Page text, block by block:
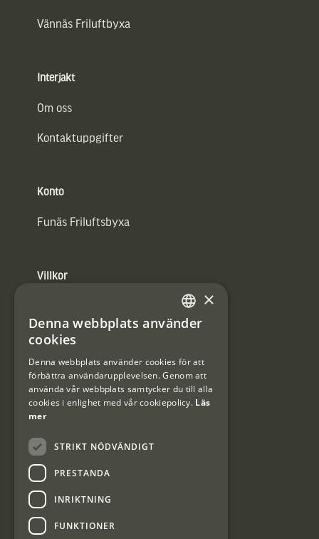
Vännäs Friluftbyxa
Interjakt
Om oss
Kontaktuppgifter
Konto
Funäs Friluftsbyxa
Villkor
Användarvillkor
#Interjaktfamily
Kundklubb
Information om kundklubben.
SWEDISH
×
Denna webbplats använder
cookies
Denna webbplats använder cookies för att
förbättra användarupplevelsen. Genom att
använda vår webbplats samtycker du till alla
cookies i enlighet med vår cookiepolicy. Läs
mer
STRIKT NÖDVÄNDIGT
PRESTANDA
INRIKTNING
FUNKTIONER